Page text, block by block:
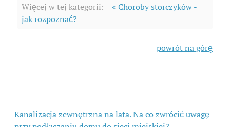
Więcej w tej kategorii:
« Choroby storczyków -
jak rozpoznać?
powrót na górę
Kanalizacja zewnętrzna na lata. Na co zwrócić uwagę